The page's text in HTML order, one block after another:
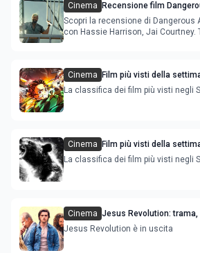
Cinema
Recensione film
limite della sanità
Scopri la recensione di Dangerous
con Hassie Harrison, Jai
Cinema
Film più visti della
'Demon Slayer' sono le
La classifica dei film più visti negli
Cinema
Film più visti della
'Jesus Revolution' sono
La classifica dei film più visti negli
Cinema Jesus Revolution:
con Joel Courtney
Jesus Revolution è in uscita